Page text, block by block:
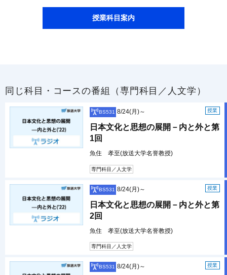
授業科目案内
同じ科目・コースの番組（専門科目／人文学）
BS531 授業
8/24(月)～
日本文化と思想の展開－内と外と第
1回
魚住 孝至(放送大学名誉教授)
専門科目／人文学
BS531 授業
8/24(月)～
日本文化と思想の展開－内と外と第
2回
魚住 孝至(放送大学名誉教授)
専門科目／人文学
BS531 授業
8/24(月)～